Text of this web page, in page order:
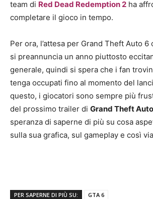
team di Red Dead Redemption 2 ha
completare il gioco in tempo.
Per ora, l’attesa per Grand Theft Auto 6
si preannuncia un anno piuttosto
generale, quindi si spera che i fan
tenga occupati fino al momento del
questo, i giocatori sono sempre più
del prossimo trailer di Grand Theft
speranza di saperne di più su cosa
sulla sua grafica, sul gameplay e così
PER SAPERNE DI PIÙ SU: GTA 6